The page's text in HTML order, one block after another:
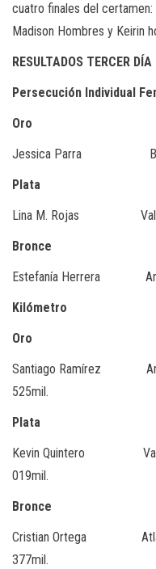
cuatro finales del
Madison Hombres y Keirin
RESULTADOS TERCER DÍA
Persecución Individual
Oro
Jessica Parra
Plata
Lina M. Rojas
Bronce
Estefanía
Kilómetro
Oro
Santiago
525mil.
Plata
Kevin Quintero
019mil.
Bronce
Cristian Ortega
377mil.